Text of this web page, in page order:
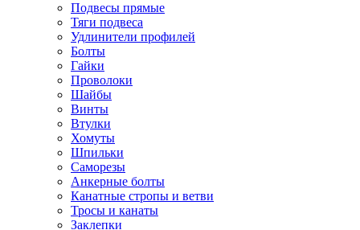
Подвесы прямые
Тяги подвеса
Удлинители профилей
Болты
Гайки
Проволоки
Шайбы
Винты
Втулки
Хомуты
Шпильки
Саморезы
Анкерные болты
Канатные стропы и ветви
Тросы и канаты
Заклепки